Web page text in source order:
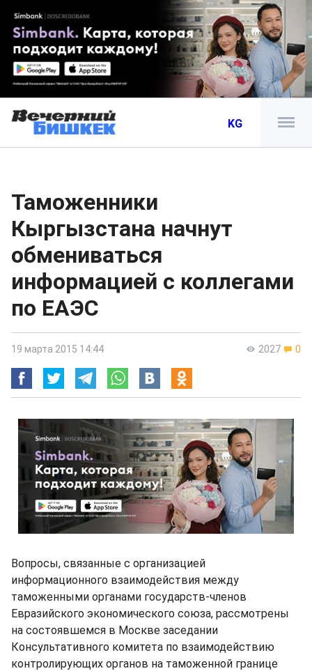
KG
Таможенники
Кыргызстана начнут
обмениваться
информацией с коллегами
по ЕАЭС
2027 0
19 марта 2015 14:44
Вопросы, связанные с организацией
информационного взаимодействия между
таможенными органами государств-членов
Евразийского экономического союза, рассмотрены
на состоявшемся в Москве заседании
Консультативного комитета по взаимодействию
контролирующих органов на таможенной границе